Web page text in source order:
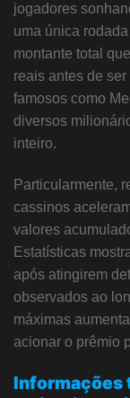
jogadores
uma única
montante total
reais antes de
famosos como
diversos
inteiro.
Particularmente,
cassinos
valores
Estatísticas
após atingirem
observados ao
máximas
acionar o prêmio
Informações